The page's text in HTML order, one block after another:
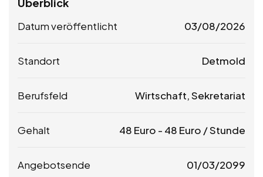
Datum veröffentlicht 03/08/2026
Standort Detmold
Berufsfeld Wirtschaft, Sekretariat
Gehalt 48 Euro - 48 Euro / Stunde
Angebotsende 01/03/2099